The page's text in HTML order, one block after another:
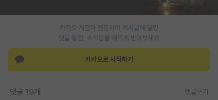
카카오 계정과 연동하여 게시글에 달린
댓글 알람, 소식등을 빠르게 받아보세요
카카오로 시작하기
댓글 19개 댓글쓰기